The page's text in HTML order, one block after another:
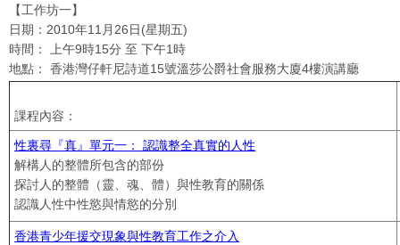
【工作坊一】
日期：2010年11月26日(星期五)
時間： 上午9時15分 至 下午1時
地點： 香港灣仔軒尼詩道15號溫莎公爵社會服務大廈4樓演講廳
課程內容：
性裏尋『真』單元一： 認識整全真實的人性
解構人的整體所包含的部份
探討人的整體（靈、魂、體）與性教育的關係
認識人性中性慾與情慾的分別
香港青少年援交現象與性教育工作之介入